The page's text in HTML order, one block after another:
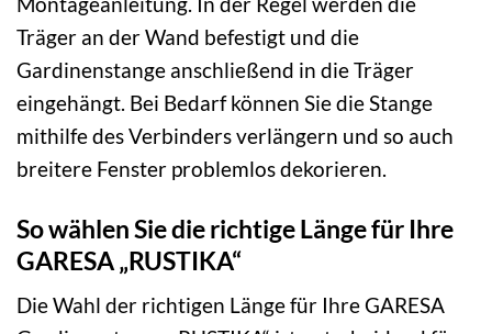
Träger an der Wand befestigt und die
Gardinenstange anschließend in die Träger
eingehängt. Bei Bedarf können Sie die Stange
mithilfe des Verbinders verlängern und so auch
breitere Fenster problemlos dekorieren.
So wählen Sie die richtige Länge für Ihre
GARESA „RUSTIKA“
Die Wahl der richtigen Länge für Ihre GARESA